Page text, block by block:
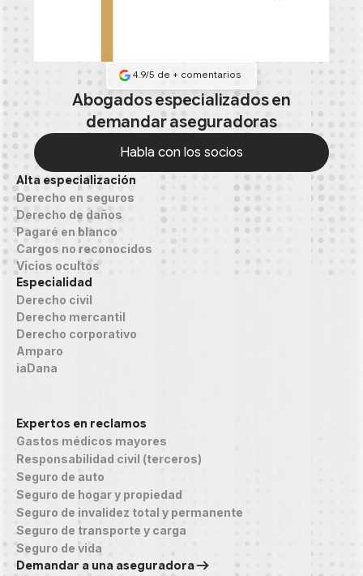
4.9/5 de + comentarios
Abogados especializados en
demandar aseguradoras
Habla con los socios
Habla con los socios
Alta especialización
Derecho en seguros
Derecho de daños
Pagaré en blanco
Cargos no reconocidos
Vicios ocultos
Especialidad
Derecho civil
Derecho mercantil
Derecho corporativo
Amparo
iaDana
Expertos en reclamos
Gastos médicos mayores
Responsabilidad civil (terceros)
Seguro de auto
Seguro de hogar y propiedad
Seguro de invalidez total y permanente
Seguro de transporte y carga
Seguro de vida
Demandar a una aseguradora